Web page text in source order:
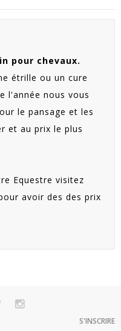
pour chevaux.
étrille ou un cure
l'année nous vous
le pansage et les
et au prix le plus
Equestre visitez
avoir des des prix
S'INSCRIRE